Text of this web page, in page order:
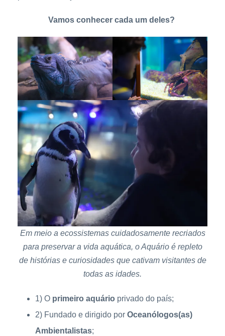
Vamos conhecer cada um deles?
Em meio a ecossistemas cuidadosamente recriados
para preservar a vida aquática, o Aquário é repleto
de histórias e curiosidades que cativam visitantes de
todas as idades.
1) O primeiro aquário privado do país;
2) Fundado e dirigido por Oceanólogos(as)
Ambientalistas;